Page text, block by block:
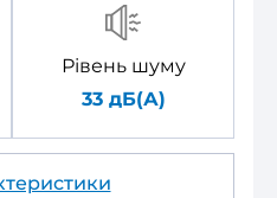
Рівень шуму
33 дБ(А)